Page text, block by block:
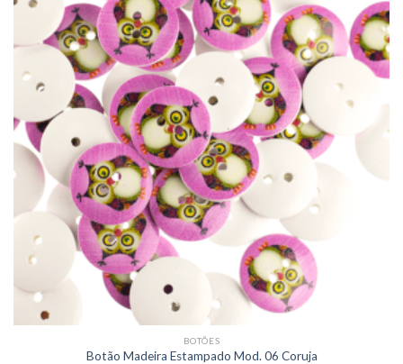
BOTÕES
Botão Madeira Estampado Mod. 06 Coruja